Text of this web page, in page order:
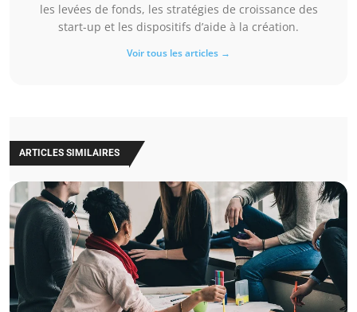
les levées de fonds, les stratégies de croissance des
start-up et les dispositifs d’aide à la création.
Voir tous les articles →
ARTICLES SIMILAIRES